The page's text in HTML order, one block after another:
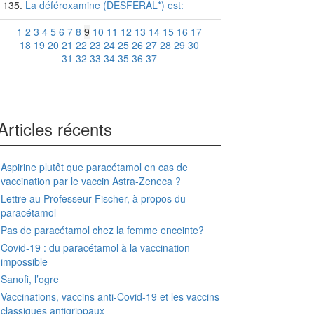
La déféroxamine (DESFERAL*) est:
1 2 3 4 5 6 7 8 9 10 11 12 13 14 15 16 17
18 19 20 21 22 23 24 25 26 27 28 29 30
31 32 33 34 35 36 37
récents
Aspirine plutôt que paracétamol en cas de
vaccination par le vaccin Astra-Zeneca ?
Lettre au Professeur Fischer, à propos du
paracétamol
Pas de paracétamol chez la femme enceinte?
Covid-19 : du paracétamol à la vaccination
impossible
Sanofi, l’ogre
Vaccinations, vaccins anti-Covid-19 et les vaccins
classiques antigrippaux